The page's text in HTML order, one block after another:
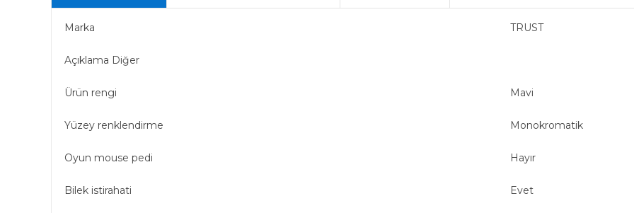
Marka TRUST
Açıklama Diğer
Ürün rengi Mavi
Yüzey renklendirme Monokromatik
Oyun mouse pedi Hayır
Bilek istirahati Evet